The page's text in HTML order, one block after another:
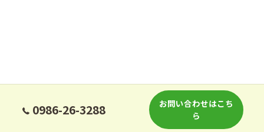
0986-26-3288
お問い合わせはこち
ら